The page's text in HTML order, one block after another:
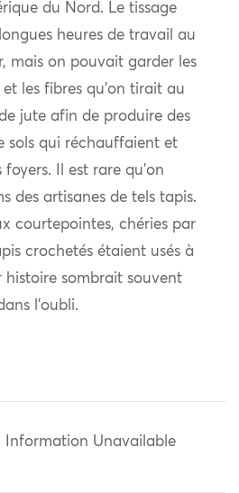
du Nord. Le tissage
heures de travail au
mais on pouvait garder les
les fibres qu’on tirait au
jute afin de produire des
sols qui réchauffaient et
Il est rare qu’on
des artisanes de tels tapis.
courtepointes, chéries par
crochetés étaient usés à
histoire sombrait souvent
l’oubli.
Information Unavailable